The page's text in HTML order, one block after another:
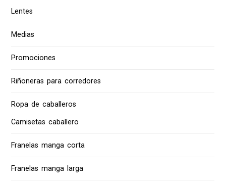
Lentes
Medias
Promociones
Riñoneras para corredores
Ropa de caballeros
Camisetas caballero
Franelas manga corta
Franelas manga larga